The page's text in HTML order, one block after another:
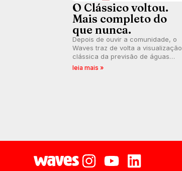
O Clássico voltou.
Mais completo do
que nunca.
Depois de ouvir a comunidade, o
Waves traz de volta a visualização
clássica da previsão de águas
rasas, agora integrada à nova
leia mais »